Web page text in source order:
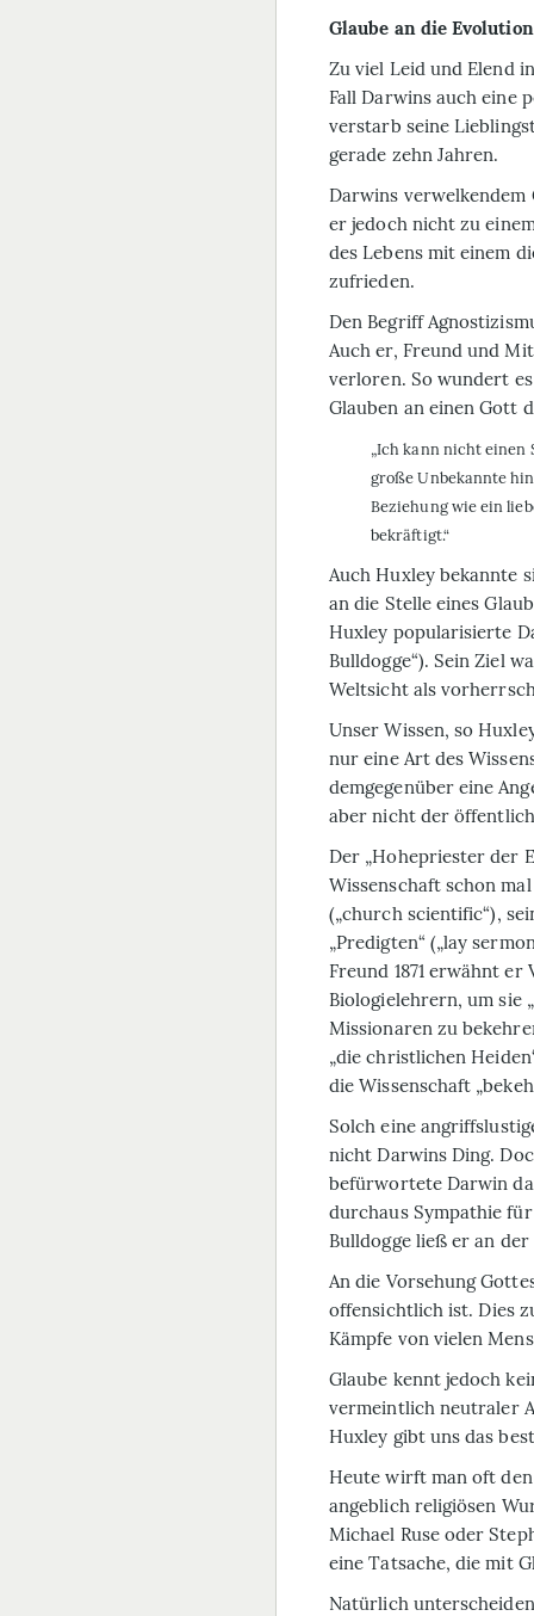
Glaube an die
Zu viel Leid und Elend
Fall Darwins auch eine
verstarb seine
gerade zehn Jahren.
Darwins verwelkendem
er jedoch nicht zu
des Lebens mit einem
zufrieden.
Den Begriff
Auch er, Freund und
verloren. So wundert
Glauben an einen Gott
„Ich kann nicht einen
große Unbekannte
Beziehung wie ein
bekräftigt.“
Auch Huxley bekannte
an die Stelle eines
Huxley popularisierte
Bulldogge“). Sein Ziel
Weltsicht als
Unser Wissen, so
nur eine Art des
demgegenüber eine
aber nicht der
Der „Hohepriester der
Wissenschaft schon
(„church scientific“),
„Predigten“ („lay
Freund 1871 erwähnt
Biologielehrern, um sie
Missionaren zu
„die christlichen
die Wissenschaft
Solch eine
nicht Darwins Ding.
befürwortete Darwin
durchaus Sympathie
Bulldogge ließ er an der
An die Vorsehung
offensichtlich ist. Dies
Kämpfe von vielen
Glaube kennt jedoch
vermeintlich neutraler
Huxley gibt uns das
Heute wirft man oft
angeblich religiösen
Michael Ruse oder
eine Tatsache, die mit
Natürlich